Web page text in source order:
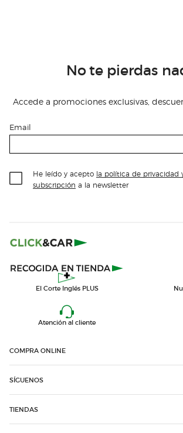
No te pierdas
Accede a promociones exclusivas,
Email
He leído y acepto la política de privacidad
subscripción a la newsletter
El Corte Inglés PLUS
Atención al cliente
COMPRA ONLINE
SÍGUENOS
TIENDAS